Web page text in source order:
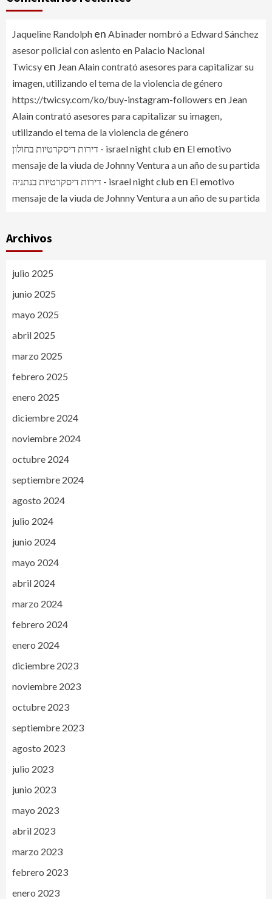
Jaqueline Randolph en Abinader nombró a Edward Sánchez
asesor policial con asiento en Palacio Nacional
Twicsy en Jean Alain contrató asesores para capitalizar su
imagen, utilizando el tema de la violencia de género
https://twicsy.com/ko/buy-instagram-followers en Jean
Alain contrató asesores para capitalizar su imagen,
utilizando el tema de la violencia de género
דירות דיסקרטיות בחולון - israel night club en El emotivo
mensaje de la viuda de Johnny Ventura a un año de su partida
דירות דיסקרטיות בנתניה - israel night club en El emotivo
mensaje de la viuda de Johnny Ventura a un año de su partida
Archivos
julio 2025
junio 2025
mayo 2025
abril 2025
marzo 2025
febrero 2025
enero 2025
diciembre 2024
noviembre 2024
octubre 2024
septiembre 2024
agosto 2024
julio 2024
junio 2024
mayo 2024
abril 2024
marzo 2024
febrero 2024
enero 2024
diciembre 2023
noviembre 2023
octubre 2023
septiembre 2023
agosto 2023
julio 2023
junio 2023
mayo 2023
abril 2023
marzo 2023
febrero 2023
enero 2023